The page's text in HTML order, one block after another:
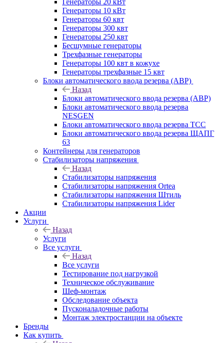
Генераторы 20 кВт
Генераторы 10 кВт
Генераторы 60 квт
Генераторы 300 квт
Генераторы 250 квт
Бесшумные генераторы
Трехфазные генераторы
Генераторы 100 квт в кожухе
Генераторы трехфазные 15 квт
Блоки автоматического ввода резерва (АВР)
Назад
Блоки автоматического ввода резерва (АВР)
Блоки автоматического ввода резерва
NESGEN
Блоки автоматического ввода резерва ТСС
Блоки автоматического ввода резерва ЩАПГ
63
Контейнеры для генераторов
Стабилизаторы напряжения
Назад
Стабилизаторы напряжения
Стабилизаторы напряжения Ortea
Стабилизаторы напряжения Штиль
Стабилизаторы напряжения Lider
Акции
Услуги
Назад
Услуги
Все услуги
Назад
Все услуги
Тестирование под нагрузкой
Техническое обслуживание
Шеф-монтаж
Обследование объекта
Пусконаладочные работы
Монтаж электростанции на объекте
Бренды
Как купить